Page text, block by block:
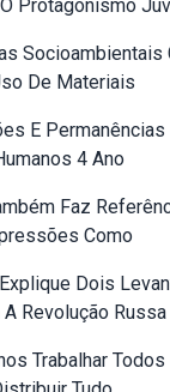
Protagonismo
Socioambientais
De Materiais
E
4 Ano
Faz
Como
Dois
Revolução Russa
Trabalhar